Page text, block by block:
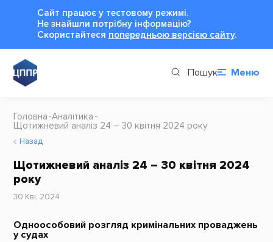
Сайт працює у тестовому режимі.
Не знайшли потрібну інформацію?
Cкористайтеся попередньою версією сайту.
Пошук Меню
Головна Аналітика
Щотижневий аналіз 24 – 30 квітня 2024 року
Назад
Щотижневий аналіз 24 – 30 квітня 2024
року
30 Кві, 2024
Одноособовий розгляд кримінальних проваджень
у судах